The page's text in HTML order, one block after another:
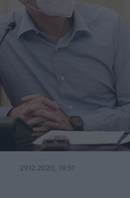
29.12.2020, 19:51